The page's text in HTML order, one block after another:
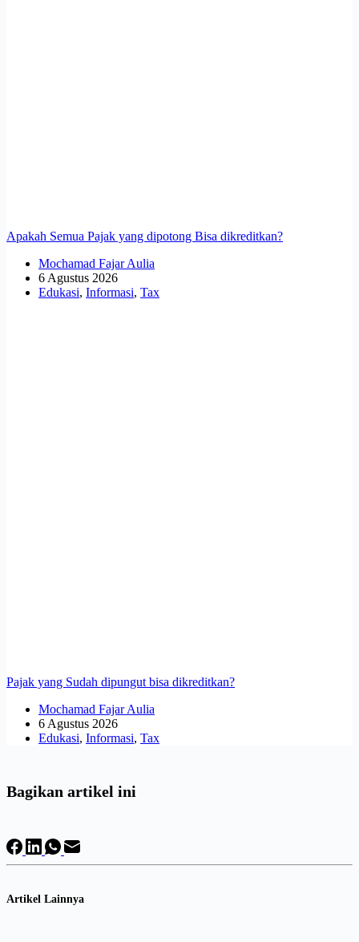
Apakah Semua Pajak yang dipotong Bisa dikreditkan?
Mochamad Fajar Aulia
6 Agustus 2026
Edukasi, Informasi, Tax
Pajak yang Sudah dipungut bisa dikreditkan?
Mochamad Fajar Aulia
6 Agustus 2026
Edukasi, Informasi, Tax
Bagikan artikel ini
Artikel Lainnya